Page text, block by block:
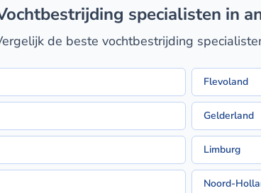
vochtbestrijding specialisten in
de beste vochtbestrijding
Flevoland
Gelderland
Limburg
Noord-